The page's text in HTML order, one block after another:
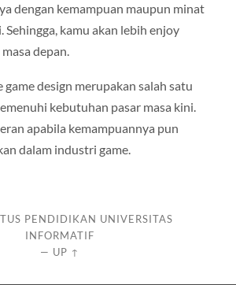
dengan kemampuan maupun minat
Sehingga, kamu akan lebih enjoy
depan.
game design merupakan salah satu
kebutuhan pasar masa kini.
apabila kemampuannya pun
dalam industri game.
PENDIDIKAN UNIVERSITAS
INFORMATIF
— UP ↑